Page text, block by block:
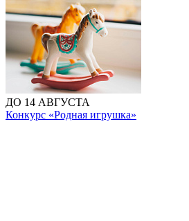
ДО 14 АВГУСТА
Конкурс «Родная игрушка»